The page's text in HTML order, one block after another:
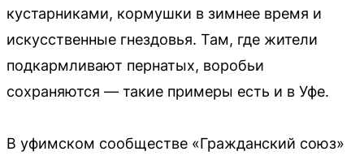
кустарниками, кормушки в зимнее время и
искусственные гнездовья. Там, где жители
подкармливают пернатых, воробьи
сохраняются — такие примеры есть и в Уфе.
В уфимском сообществе «Гражданский союз»